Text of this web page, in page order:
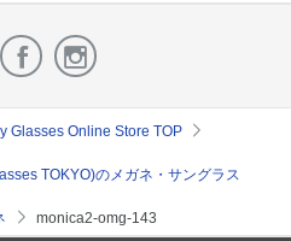
Glasses Online Store TOP
TOKYO)のメガネ・サングラス
monica2-omg-143